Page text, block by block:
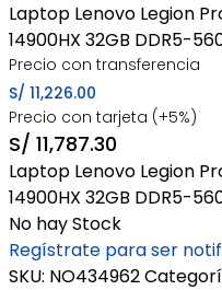
Laptop Lenovo Legion
14900HX 32GB DDR5-
Precio con transferencia
S/ 11,226.00
Precio con tarjeta (+5%)
S/ 11,787.30
Laptop Lenovo Legion
14900HX 32GB DDR5-
No hay Stock
Regístrate para ser
SKU: NO434962